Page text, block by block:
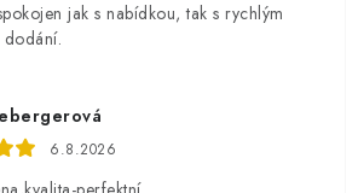
jak s nabídkou, tak s rychlým
6.8.2026